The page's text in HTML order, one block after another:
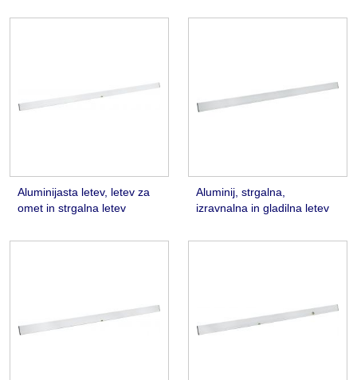
Aluminijasta letev, letev za
omet in strgalna letev
Aluminij, strgalna,
izravnalna in gladilna letev